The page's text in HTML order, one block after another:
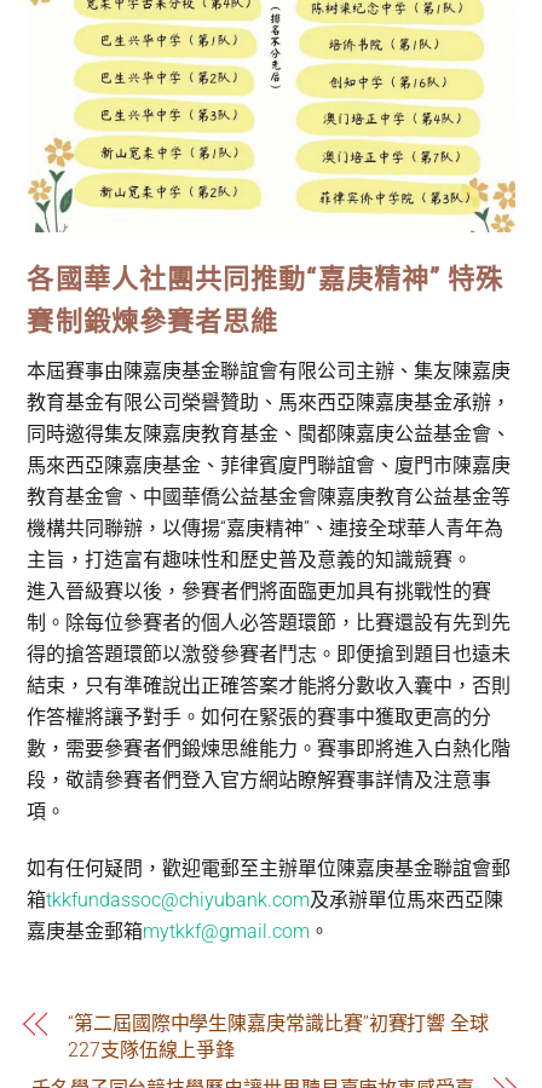
各國華人社團共同推動“嘉庚精神” 特殊
賽制鍛煉參賽者思維
本屆賽事由陳嘉庚基金聯誼會有限公司主辦、集友陳嘉庚
教育基金有限公司榮譽贊助、馬來西亞陳嘉庚基金承辦，
同時邀得集友陳嘉庚教育基金、閩都陳嘉庚公益基金會、
馬來西亞陳嘉庚基金、菲律賓廈門聯誼會、廈門市陳嘉庚
教育基金會、中國華僑公益基金會陳嘉庚教育公益基金等
機構共同聯辦，以傳揚“嘉庚精神”、連接全球華人青年為
主旨，打造富有趣味性和歷史普及意義的知識競賽。
進入晉級賽以後，參賽者們將面臨更加具有挑戰性的賽
制。除每位參賽者的個人必答題環節，比賽還設有先到先
得的搶答題環節以激發參賽者鬥志。即便搶到題目也遠未
結束，只有準確說出正確答案才能將分數收入囊中，否則
作答權將讓予對手。如何在緊張的賽事中獲取更高的分
數，需要參賽者們鍛煉思維能力。賽事即將進入白熱化階
段，敬請參賽者們登入官方網站瞭解賽事詳情及注意事
項。
如有任何疑問，歡迎電郵至主辦單位陳嘉庚基金聯誼會郵
箱tkkfundassoc@chiyubank.com及承辦單位馬來西亞陳
嘉庚基金郵箱mytkkf@gmail.com 。
“第二屆國際中學生陳嘉庚常識比賽”初賽打響 全球
227支隊伍線上爭鋒